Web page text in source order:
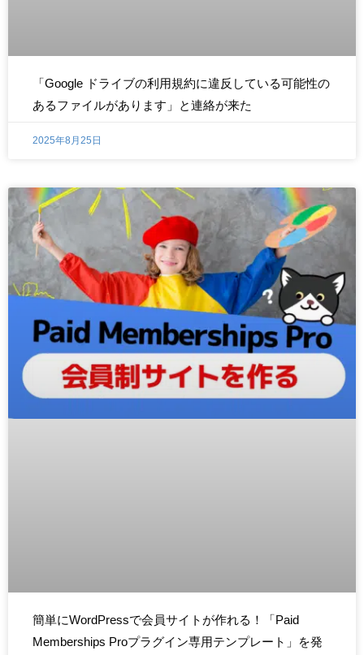
「Google ドライブの利用規約に違反している可能性の
あるファイルがあります」と連絡が来た
2025年8月25日
簡単にWordPressで会員サイトが作れる！「Paid
Memberships Proプラグイン専用テンプレート」を発